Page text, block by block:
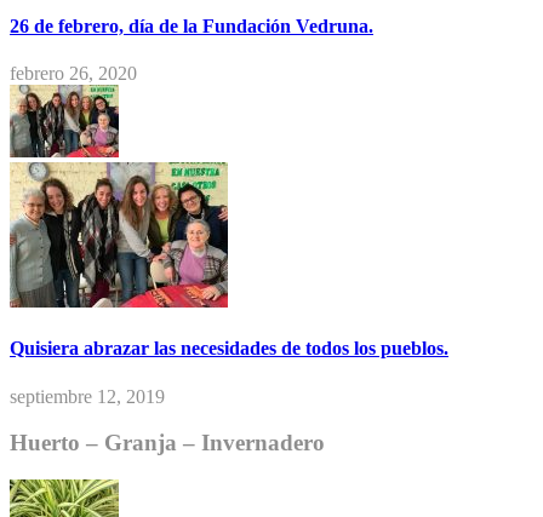
26 de febrero, día de la Fundación Vedruna.
febrero 26, 2020
Quisiera abrazar las necesidades de todos los pueblos.
septiembre 12, 2019
Huerto – Granja – Invernadero